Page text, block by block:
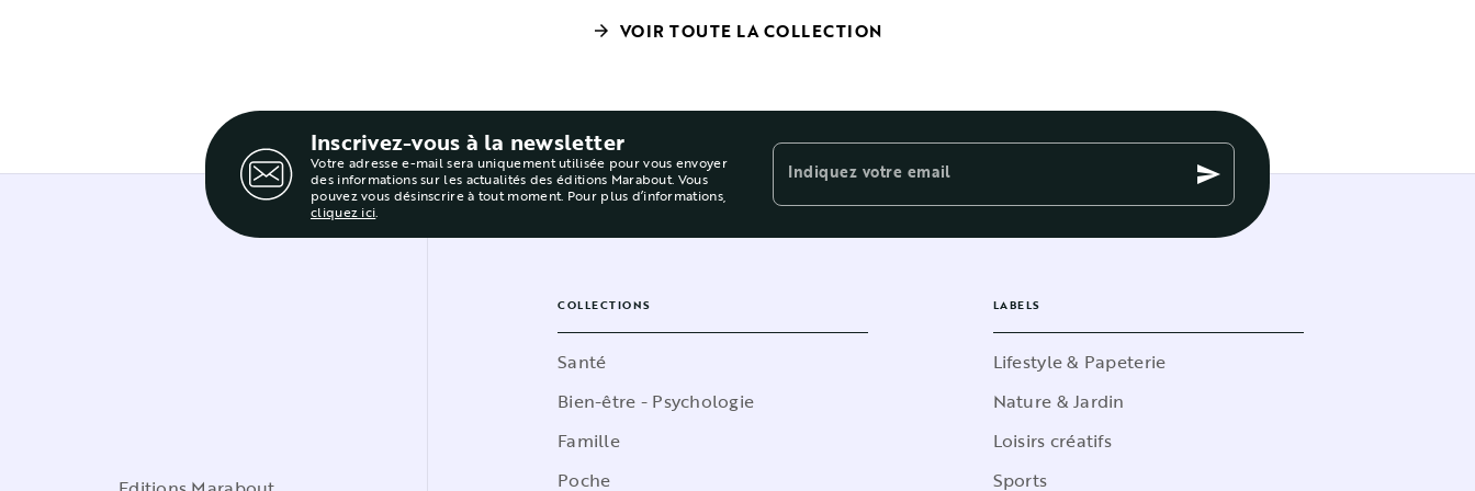
arrow_forward VOIR TOUTE LA COLLECTION
Inscrivez-vous à la newsletter
Votre adresse e-mail sera uniquement utilisée pour vous envoyer
des informations sur les actualités des éditions Marabout. Vous
pouvez vous désinscrire à tout moment. Pour plus d’informations,
cliquez ici.
Indiquez votre email send
COLLECTIONS
Santé
Bien-être - Psychologie
Famille
Poche
LABELS
Lifestyle & Papeterie
Nature & Jardin
Loisirs créatifs
Sports